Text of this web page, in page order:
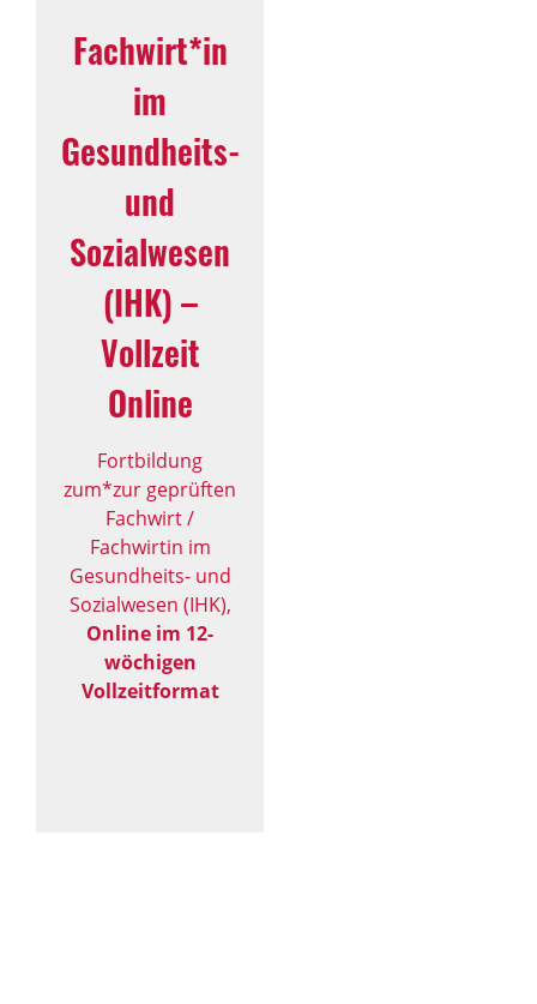
Fachwirt*in
im
Gesundheits-
und
Sozialwesen
(IHK) –
Vollzeit
Online
Fortbildung
zum*zur geprüften
Fachwirt /
Fachwirtin im
Gesundheits- und
Sozialwesen (IHK),
Online im 12-
wöchigen
Vollzeitformat